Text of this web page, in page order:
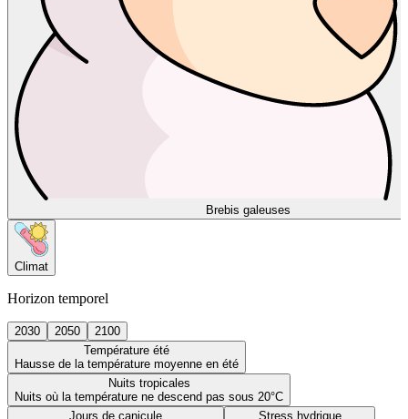
Brebis galeuses
Climat
Horizon temporel
2030 2050
2100
Température été
Hausse de la température moyenne en été
Nuits tropicales
Nuits où la température ne descend pas sous 20°C
Jours de canicule
Stress hydrique